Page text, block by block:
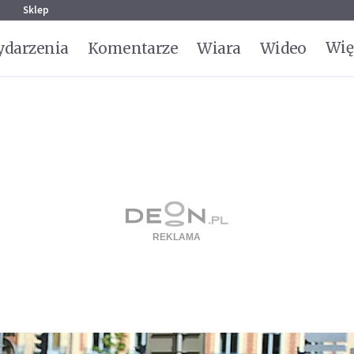
Sklep
Komentarze Wiara Wideo